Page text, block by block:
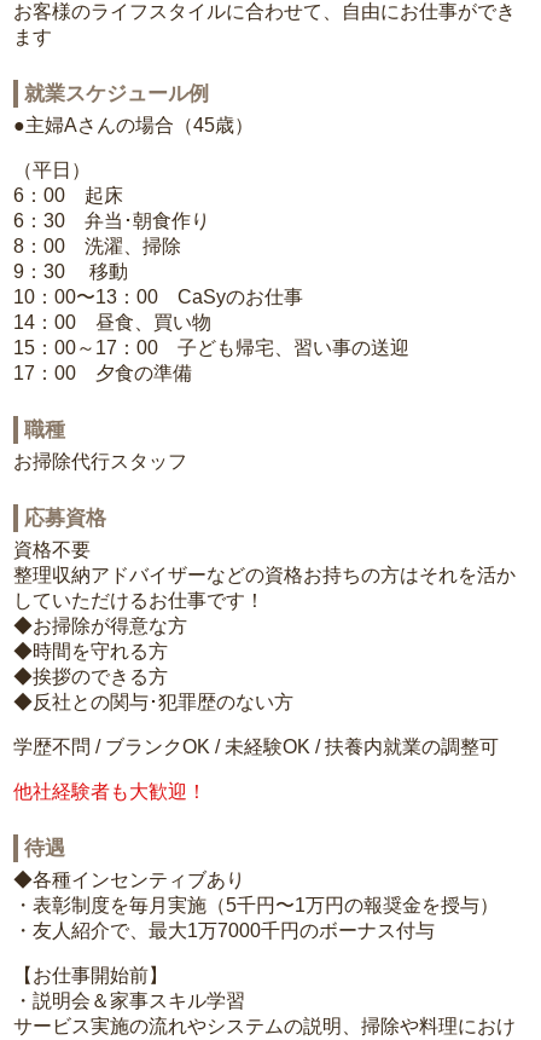
お客様のライフスタイルに合わせて、自由にお仕事ができ
ます
就業スケジュール例
●主婦Aさんの場合（45歳）
（平日）
6：00 起床
6：30 弁当･朝食作り
8：00 洗濯、掃除
9：30 移動
10：00〜13：00 CaSyのお仕事
14：00 昼食、買い物
15：00～17：00 子ども帰宅、習い事の送迎
17：00 夕食の準備
職種
お掃除代行スタッフ
応募資格
資格不要
整理収納アドバイザーなどの資格お持ちの方はそれを活か
していただけるお仕事です！
◆お掃除が得意な方
◆時間を守れる方
◆挨拶のできる方
◆反社との関与･犯罪歴のない方
学歴不問 / ブランクOK / 未経験OK / 扶養内就業の調整可
他社経験者も大歓迎！
待遇
◆各種インセンティブあり
・表彰制度を毎月実施（5千円〜1万円の報奨金を授与）
・友人紹介で、最大1万7000千円のボーナス付与
【お仕事開始前】
・説明会＆家事スキル学習
サービス実施の流れやシステムの説明、掃除や料理におけ